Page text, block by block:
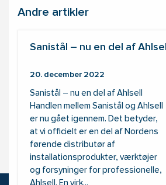
Andre artikler
Sanistål – nu en del af Ahlsell
20. december 2022
Sanistål – nu en del af Ahlsell
Handlen mellem Sanistål og Ahlsell
er nu gået igennem. Det betyder,
at vi officielt er en del af Nordens
førende distributør af
installationsprodukter, værktøjer
og forsyninger for professionelle,